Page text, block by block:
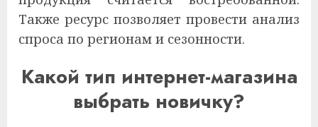
Также ресурс позволяет провести анализ
спроса по регионам и сезонности.
Какой тип интернет-магазина
выбрать новичку?